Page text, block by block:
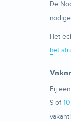
De
Het
het
Bij
9 of